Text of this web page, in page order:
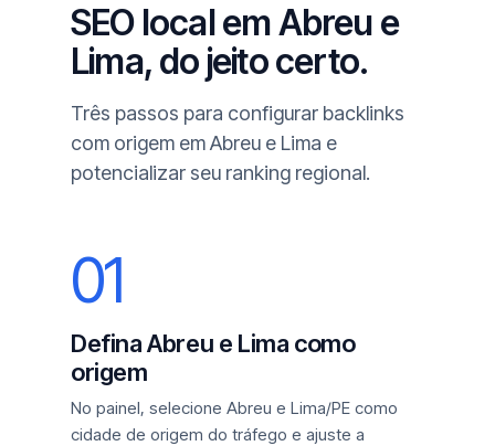
SEO local em Abreu e
Lima, do jeito certo.
Três passos para configurar backlinks
com origem em Abreu e Lima e
potencializar seu ranking regional.
01
Defina Abreu e Lima como
origem
No painel, selecione Abreu e Lima/PE como
cidade de origem do tráfego e ajuste a